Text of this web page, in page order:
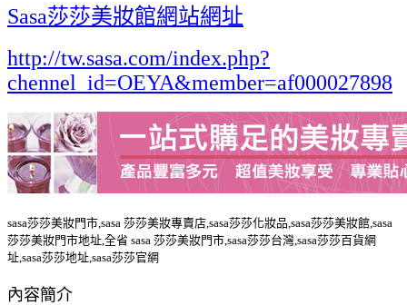
Sasa莎莎美妝館網站網址
http://tw.sasa.com/index.php?
chennel_id=OEYA&member=af000027898
sasa莎莎美妝門市,sasa 莎莎美妝專賣店,sasa莎莎化妝品,sasa莎莎美妝館,sasa
莎莎美妝門市地址,全省 sasa 莎莎美妝門市,sasa莎莎台灣,sasa莎莎百貨網
址,sasa莎莎地址,sasa莎莎官網
內容簡介